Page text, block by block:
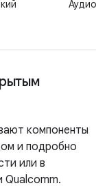
Аудио
компоненты
и подробно
или в
Qualcomm.